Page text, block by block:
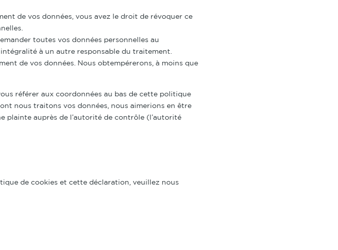
de vos données, vous avez le droit de révoquer ce
toutes vos données personnelles au
à un autre responsable du traitement.
de vos données. Nous obtempérerons, à moins que
référer aux coordonnées au bas de cette politique
nous traitons vos données, nous aimerions en être
plainte auprès de l’autorité de contrôle (l’autorité
de cookies et cette déclaration, veuillez nous